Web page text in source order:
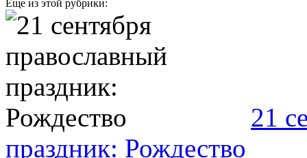
Еще из этой рубрики:
21
праздник: Рождество